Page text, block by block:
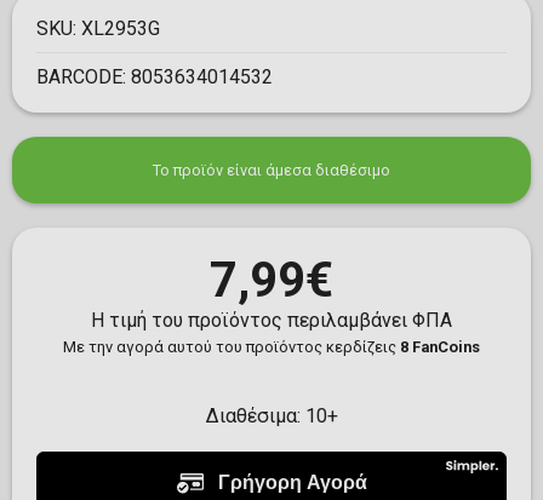
SKU: XL2953G
BARCODE: 8053634014532
Το προϊόν είναι άμεσα διαθέσιμο
7,99€
Η τιμή του προϊόντος περιλαμβάνει ΦΠΑ
Με την αγορά αυτού του προϊόντος κερδίζεις 8 FanCoins
Διαθέσιμα: 10+